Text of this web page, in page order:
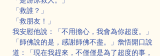
「救誰？」
「救朋友！」
我安慰他說：「不用擔心，我會為你超度。」
「師佛說的是，感謝師佛不盡。」詹悟開口說
道：「現在我趕來，不僅僅是為了超度的事，